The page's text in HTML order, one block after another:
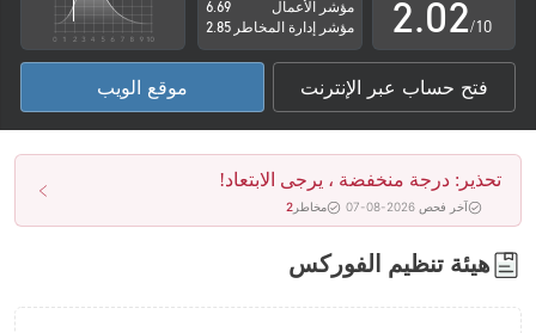
2
3
4
5
6
7
8
.0
1
2
3
4
5
6
2
3
4
5
6
7
8
/10
مؤشر الأعمال
6.69
مؤشر إدارة المخاطر 2.85
فتح حساب عبر الإنترنت موقع الويب
تحذير: درجة منخفضة ، يرجى الابتعاد!
آخر فحص 2026-08-07 مخاطر 2
هيئة تنظيم الفوركس